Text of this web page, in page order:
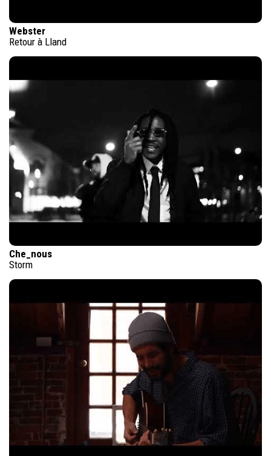
Webster
Retour à Lland
Che_nous
Storm